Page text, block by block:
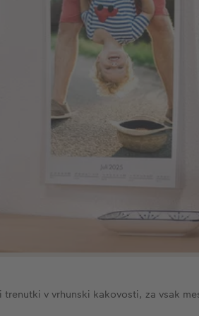
v vrhunski kakovosti, za vsak